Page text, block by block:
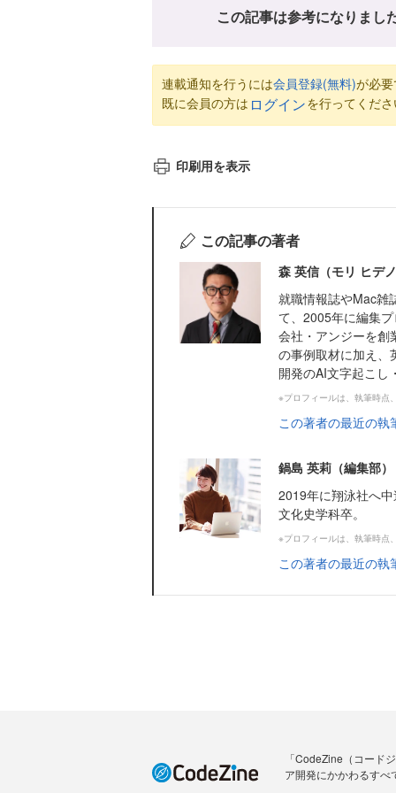
この記事は参考になりまし
連載通知を行うには会員登録(無料)が必
既に会員の方は ログインを行ってくだ
印刷用を表示
この記事の著者
森 英信（モリ ヒデ
就職情報誌やMac雑
て、2005年に編集
会社・アンジーを創
の事例取材に加え、
開発のAI文字起こし
※プロフィールは、執筆時点
この著者の最近の執
鍋島 英莉（編集部
2019年に翔泳社へ
文化史学科卒。
※プロフィールは、執筆時点
この著者の最近の執
「CodeZine（コード
ア開発にかかわるす